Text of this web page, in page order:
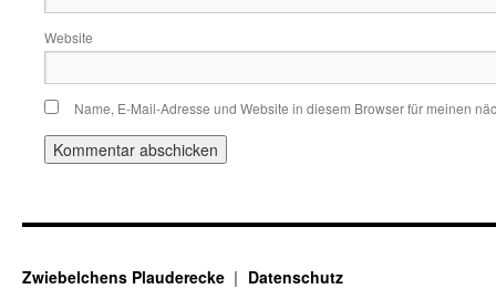
Website
Name, E-Mail-Adresse und Website in diesem Browser für meinen
Zwiebelchens Plauderecke Datenschutz